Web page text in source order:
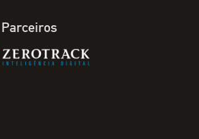
Parceiros